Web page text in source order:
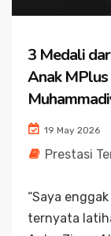
3 Medali
Anak
19 May 2026
Prestasi
“Saya
ternyata